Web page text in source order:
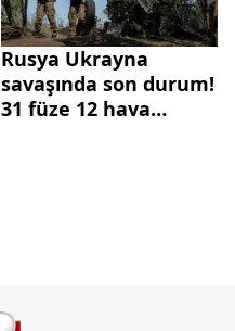
artıkları" dedi
Rusya Ukrayna
savaşında son durum!
31 füze 12 hava